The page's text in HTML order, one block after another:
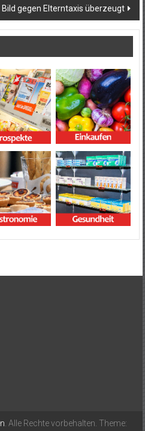
Bild gegen Elterntaxis überzeugt
. Alle Rechte vorbehalten. Theme: